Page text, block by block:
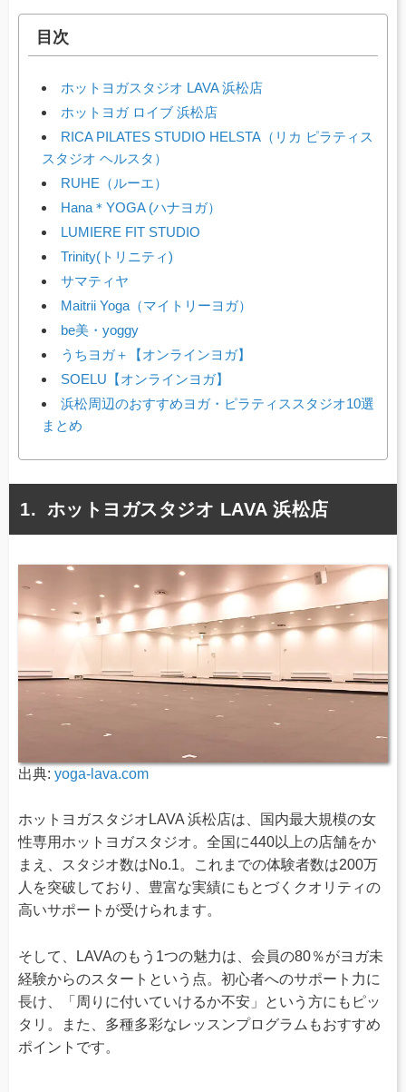
目次
ホットヨガスタジオ LAVA 浜松店
ホットヨガ ロイブ 浜松店
RICA PILATES STUDIO HELSTA（リカ ピラティス
スタジオ ヘルスタ）
RUHE（ルーエ）
Hana＊YOGA (ハナヨガ）
LUMIERE FIT STUDIO
Trinity(トリニティ)
サマティヤ
Maitrii Yoga（マイトリーヨガ）
be美・yoggy
うちヨガ＋【オンラインヨガ】
SOELU【オンラインヨガ】
浜松周辺のおすすめヨガ・ピラティススタジオ10選
まとめ
ホットヨガスタジオ LAVA 浜松店
出典: yoga-lava.com
ホットヨガスタジオLAVA 浜松店は、国内最大規模の女
性専用ホットヨガスタジオ。全国に440以上の店舗をか
まえ、スタジオ数はNo.1。これまでの体験者数は200万
人を突破しており、豊富な実績にもとづくクオリティの
高いサポートが受けられます。
そして、LAVAのもう1つの魅力は、会員の80％がヨガ未
経験からのスタートという点。初心者へのサポート力に
長け、「周りに付いていけるか不安」という方にもピッ
タリ。また、多種多彩なレッスンプログラムもおすすめ
ポイントです。